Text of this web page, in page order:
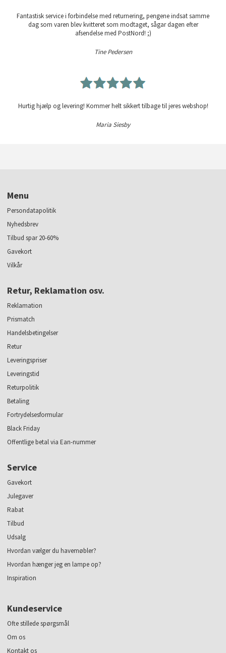
Fantastisk service i forbindelse med returnering, pengene indsat samme
dag som varen blev kvitteret som modtaget, sågar dagen efter
afsendelse med PostNord! ;)
Tine Pedersen
Hurtig hjælp og levering! Kommer helt sikkert tilbage til jeres webshop!
Maria Siesby
Menu
Persondatapolitik
Nyhedsbrev
Tilbud spar 20-60%
Gavekort
Vilkår
Retur, Reklamation osv.
Reklamation
Prismatch
Handelsbetingelser
Retur
Leveringspriser
Leveringstid
Returpolitik
Betaling
Fortrydelsesformular
Black Friday
Offentlige betal via Ean-nummer
Service
Gavekort
Julegaver
Rabat
Tilbud
Udsalg
Hvordan vælger du havemøbler?
Hvordan hænger jeg en lampe op?
Inspiration
Kundeservice
Ofte stillede spørgsmål
Om os
Kontakt os